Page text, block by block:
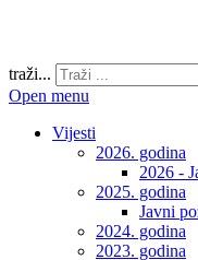
traži...
Open menu
Vijesti
2026. godina
2026 -
2025. godina
Javni
2024. godina
2023. godina